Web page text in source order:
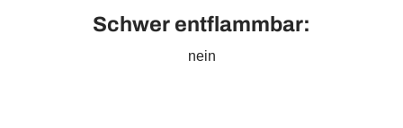
Schwer entflammbar:
nein